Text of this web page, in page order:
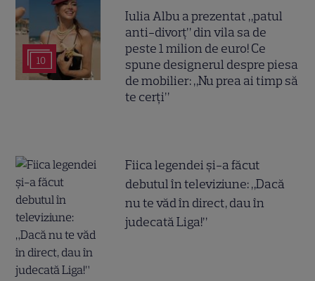
10
Iulia Albu a prezentat „patul
anti-divorț” din vila sa de
peste 1 milion de euro! Ce
spune designerul despre piesa
de mobilier: „Nu prea ai timp să
te cerți”
Fiica legendei și-a făcut
debutul în televiziune: „Dacă
nu te văd în direct, dau în
judecată Liga!”